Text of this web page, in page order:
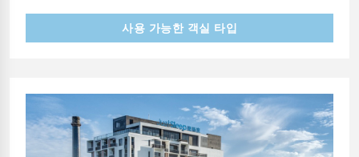
사용 가능한 객실 타입